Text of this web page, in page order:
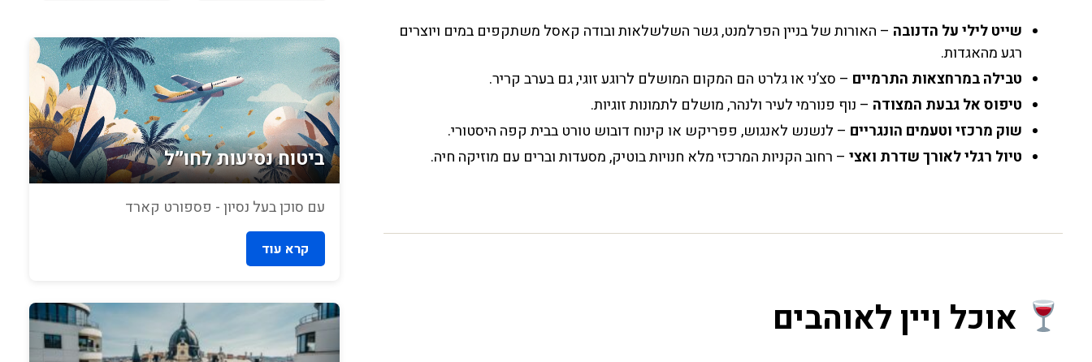
ביטוח נסיעות לחו״ל
עם סוכן בעל נסיון - פספורט קארד
קרא עוד
שייט לילי על הדנובה – האורות של בניין הפרלמנט, גשר השלשלאות ובודה קאסל משתקפים במים ויוצרים
רגע מהאגדות.
טבילה במרחצאות התרמיים – סצ’ני או גלרט הם המקום המושלם לרוגע זוגי, גם בערב קריר.
טיפוס אל גבעת המצודה – נוף פנורמי לעיר ולנהר, מושלם לתמונות זוגיות.
שוק מרכזי וטעמים הונגריים – לנשנש לאנגוש, פפריקש או קינוח דובוש טורט בבית קפה היסטורי.
טיול רגלי לאורך שדרת ואצי – רחוב הקניות המרכזי מלא חנויות בוטיק, מסעדות וברים עם מוזיקה חיה.
אוכל ויין לאוהבים